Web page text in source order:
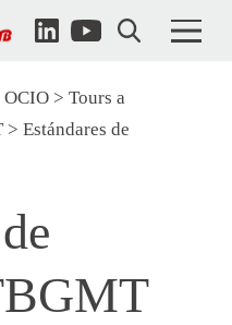
OCIO
Tours a
Estándares de